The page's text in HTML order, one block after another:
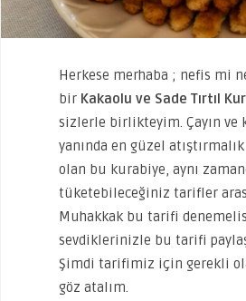
Herkese merhaba ; nefis mi
bir Kakaolu ve Sade Tırtıl
sizlerle birlikteyim. Çayın ve
yanında en güzel
olan bu kurabiye, aynı
tüketebileceğiniz tarifler
Muhakkak bu tarifi
sevdiklerinizle bu tarifi
Şimdi tarifimiz için gerekli
göz atalım.